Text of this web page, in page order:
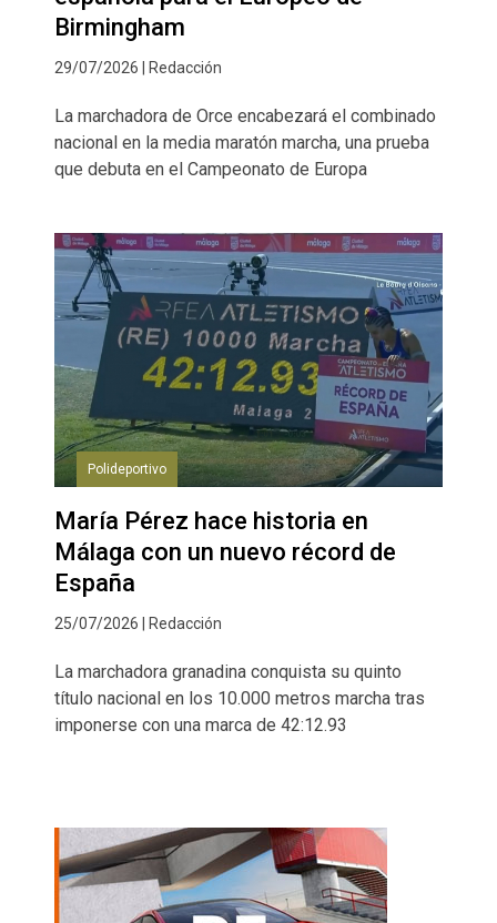
Birmingham
29/07/2026 | Redacción
La marchadora de Orce encabezará el combinado
nacional en la media maratón marcha, una prueba
que debuta en el Campeonato de Europa
Polideportivo
María Pérez hace historia en
Málaga con un nuevo récord de
España
25/07/2026 | Redacción
La marchadora granadina conquista su quinto
título nacional en los 10.000 metros marcha tras
imponerse con una marca de 42:12.93